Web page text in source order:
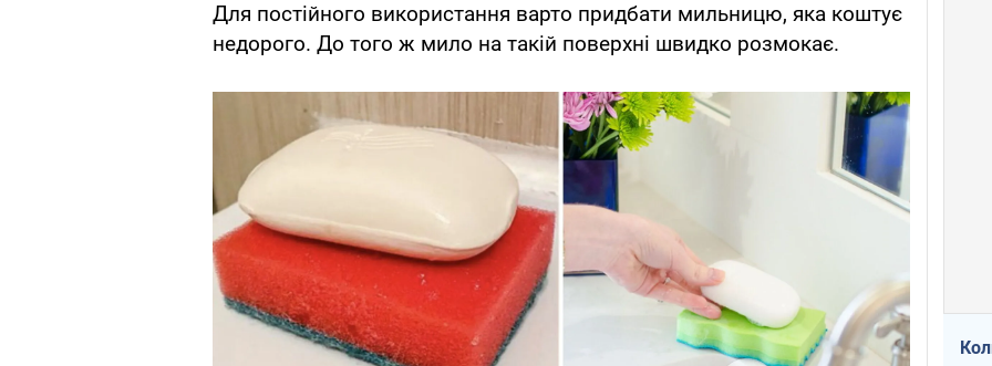
Для постійного використання варто придбати мильницю, яка коштує
недорого. До того ж мило на такій поверхні швидко розмокає.